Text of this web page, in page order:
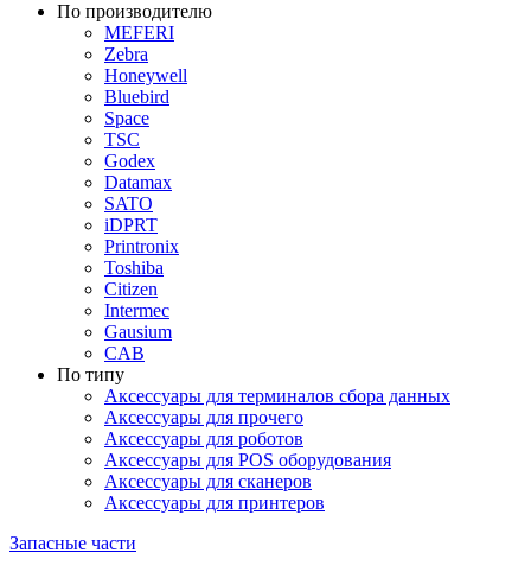
По производителю
MEFERI
Zebra
Honeywell
Bluebird
Space
TSC
Godex
Datamax
SATO
iDPRT
Printronix
Toshiba
Citizen
Intermec
Gausium
CAB
По типу
Аксессуары для терминалов сбора данных
Аксессуары для прочего
Аксессуары для роботов
Аксессуары для POS оборудования
Аксессуары для сканеров
Аксессуары для принтеров
Запасные части